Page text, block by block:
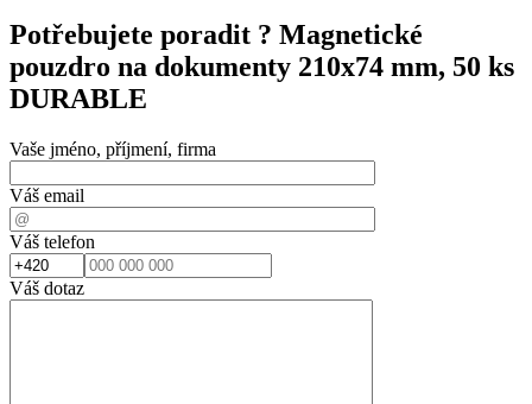
Potřebujete poradit ? Magnetické
pouzdro na dokumenty 210x74 mm, 50 ks
DURABLE
Vaše jméno, příjmení, firma
Váš email
Váš telefon
Váš dotaz